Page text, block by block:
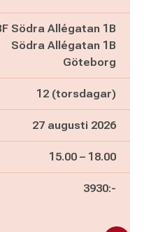
Södra Allégatan 1B
Södra Allégatan 1B
Göteborg
12 (torsdagar)
27 augusti 2026
Pågår mellan
15.00 – och
18.00
3930:-